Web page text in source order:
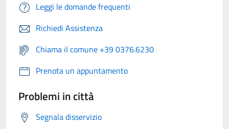
Leggi le domande frequenti
Richiedi Assistenza
Chiama il comune +39 0376.6230
Prenota un appuntamento
Problemi in città
Segnala disservizio